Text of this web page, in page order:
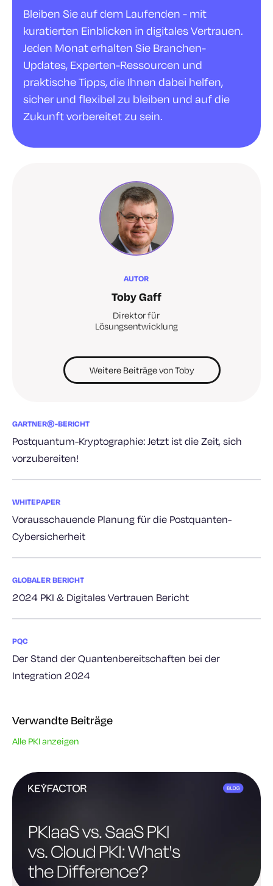
Bleiben Sie auf dem Laufenden - mit
kuratierten Einblicken in digitales Vertrauen.
Jeden Monat erhalten Sie Branchen-
Updates, Experten-Ressourcen und
praktische Tipps, die Ihnen dabei helfen,
sicher und flexibel zu bleiben und auf die
Zukunft vorbereitet zu sein.
AUTOR
Toby Gaff
Direktor für
Lösungsentwicklung
Weitere Beiträge von Toby
GARTNER®-BERICHT
Postquantum-Kryptographie: Jetzt ist die Zeit, sich
vorzubereiten!
WHITEPAPER
Vorausschauende Planung für die Postquanten-
Cybersicherheit
GLOBALER BERICHT
2024 PKI & Digitales Vertrauen Bericht
PQC
Der Stand der Quantenbereitschaften bei der
Integration 2024
Verwandte Beiträge
Alle PKI anzeigen